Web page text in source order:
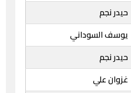
حيدر نجم
يوسف السوداني
حيدر نجم
غزوان علي